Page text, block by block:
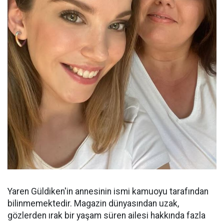
Yaren Güldiken'in annesinin ismi kamuoyu tarafından
bilinmemektedir. Magazin dünyasından uzak,
gözlerden ırak bir yaşam süren ailesi hakkında fazla